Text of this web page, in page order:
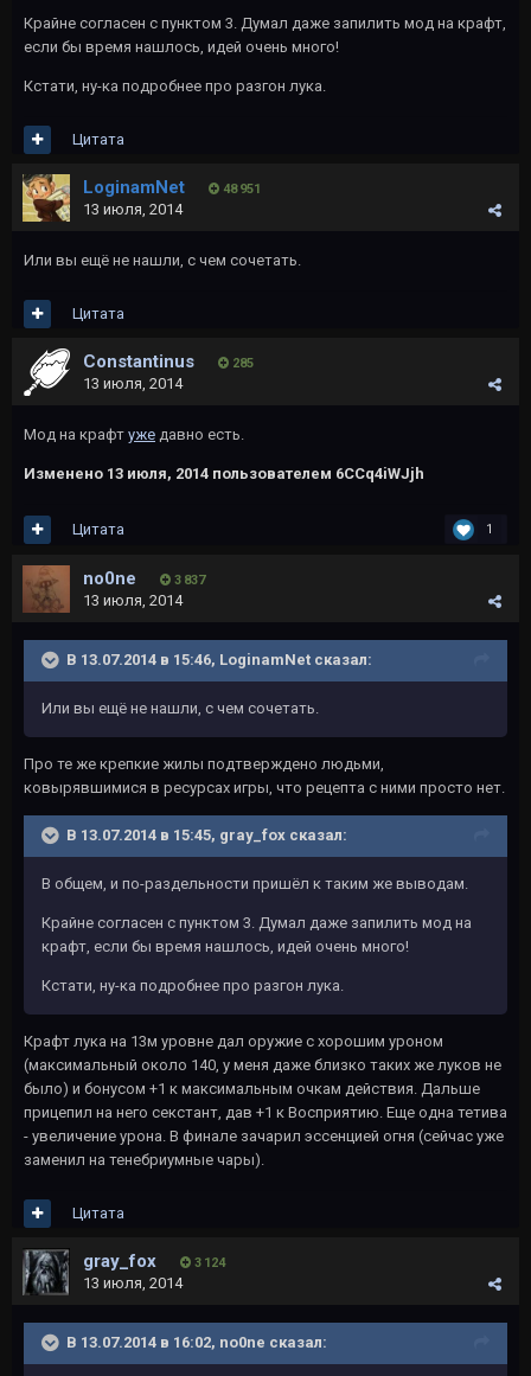
Крайне согласен с пунктом 3. Думал даже запилить мод на крафт,
если бы время нашлось, идей очень много!
Кстати, ну-ка подробнее про разгон лука.
Цитата
LoginamNet 48 951
13 июля, 2014
Или вы ещё не нашли, с чем сочетать.
Цитата
Constantinus 285
13 июля, 2014
Мод на крафт уже давно есть.
Изменено 13 июля, 2014 пользователем 6CCq4iWJjh
1
Цитата
no0ne 3 837
13 июля, 2014
В 13.07.2014 в 15:46, LoginamNet сказал:
Или вы ещё не нашли, с чем сочетать.
Про те же крепкие жилы подтверждено людьми,
ковырявшимися в ресурсах игры, что рецепта с ними просто нет.
В 13.07.2014 в 15:45, gray_fox сказал:
В общем, и по-раздельности пришёл к таким же выводам.
Крайне согласен с пунктом 3. Думал даже запилить мод на
крафт, если бы время нашлось, идей очень много!
Кстати, ну-ка подробнее про разгон лука.
Крафт лука на 13м уровне дал оружие с хорошим уроном
(максимальный около 140, у меня даже близко таких же луков не
было) и бонусом +1 к максимальным очкам действия. Дальше
прицепил на него секстант, дав +1 к Восприятию. Еще одна тетива
- увеличение урона. В финале зачарил эссенцией огня (сейчас уже
заменил на тенебриумные чары).
Цитата
gray_fox 3 124
13 июля, 2014
В 13.07.2014 в 16:02, no0ne сказал: